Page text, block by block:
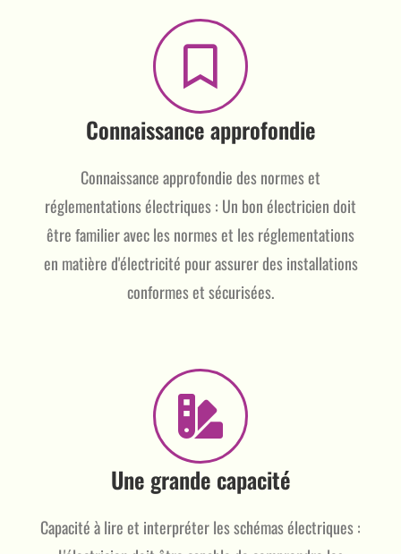
Connaissance approfondie
Connaissance approfondie des normes et
réglementations électriques : Un bon électricien doit
être familier avec les normes et les réglementations
en matière d'électricité pour assurer des installations
conformes et sécurisées.
Une grande capacité
Capacité à lire et interpréter les schémas électriques :